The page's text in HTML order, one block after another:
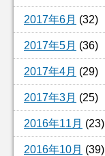
2017年6月 (32)
2017年5月 (36)
2017年4月 (29)
2017年3月 (25)
2016年11月 (23)
2016年10月 (39)